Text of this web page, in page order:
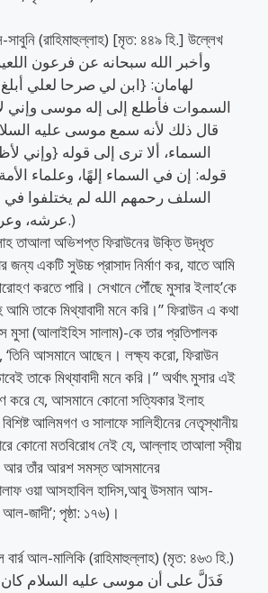
(রাহিমাহুল্লাহ) [মৃত: ৪৪৯ হি.] উল্লেখ
لهامان: {ابن لي صرحا لعلي
السموات فأطلع إلى إله موسى وإني
قال ذلك لأنه سمع موسى عليه
السماء، ألا ترى إلى قوله {وإني
قوله: إن في السماء إلهًا، وعلماء
السلف رحمهم الله لم يختلفوا في
عرشه، وعرشه فوق سماواته.)
তাআলা অভিশপ্ত ফিরাউনের উক্তি উদ্ধৃত
জন্য একটি সুউচ্চ প্রাসাদ নির্মাণ কর, যাতে আমি
করতে পারি। সেখানে পৌঁছে মুসার ইলাহ’কে
আমি তাকে মিথ্যাবাদী মনে করি।” ফিরাউন এ কথা
মুসা (আলাইহিস সালাম)-কে তার প্রতিপালক
‘তিনি আসমানে আছেন। লক্ষ্য করো, ফিরাউন
তাকে মিথ্যাবাদী মনে করি।” অর্থাৎ মুসার এই
করে যে, আসমানে কোনো সত্যিকার ইলাহ
আলিমগণ ও সালাফে সালিহীনের নেতৃস্থানীয়
কোনো মতবিরোধ নেই যে, আল্লাহ তাআলা স্বীয়
তাঁর আরশ সমস্ত আসমানের
ওয়া আসহাবিল হাদিস,আবু উসমান আস-
জাদী’; পৃষ্ঠা: ১৭৬)।
আল-মালিকি (রাহিমাহুল্লাহ) (মৃত: ৪৬৩ হি.)